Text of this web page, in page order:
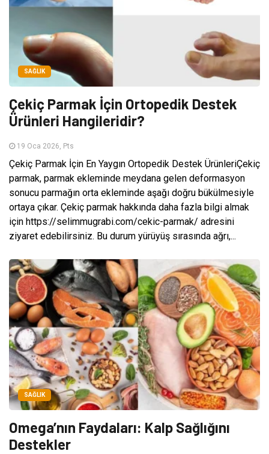
SAĞLIK
Çekiç Parmak İçin Ortopedik Destek
Ürünleri Hangileridir?
19 Oca 2026, Pts
Çekiç Parmak İçin En Yaygın Ortopedik Destek ÜrünleriÇekiç
parmak, parmak ekleminde meydana gelen deformasyon
sonucu parmağın orta ekleminde aşağı doğru bükülmesiyle
ortaya çıkar. Çekiç parmak hakkında daha fazla bilgi almak
için https://selimmugrabi.com/cekic-parmak/ adresini
ziyaret edebilirsiniz. Bu durum yürüyüş sırasında ağrı,...
SAĞLIK
Omega’nın Faydaları: Kalp Sağlığını
Destekler